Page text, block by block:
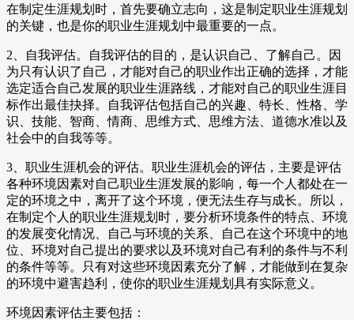
在制定生涯规划时，首先要确立志向，这是制定职业生涯规划
的关键，也是你的职业生涯规划中最重要的一点。
2、自我评估。自我评估的目的，是认识自己、了解自己。因
为只有认识了自己，才能对自己的职业作出正确的选择，才能
选定适合自己发展的职业生涯路线，才能对自己的职业生涯目
标作出最佳抉择。自我评估包括自己的兴趣、特长、性格、学
识、技能、智商、情商、思维方式、思维方法、道德水准以及
社会中的自我等等。
3、职业生涯机会的评估。职业生涯机会的评估，主要是评估
各种环境因素对自己职业生涯发展的影响，每一个人都处在一
定的环境之中，离开了这个环境，便无法生存与成长。所以，
在制定个人的职业生涯规划时，要分析环境条件的特点、环境
的发展变化情况、自己与环境的关系、自己在这个环境中的地
位、环境对自己提出的要求以及环境对自己有利的条件与不利
的条件等等。只有对这些环境因素充分了解，才能做到在复杂
的环境中避害趋利，使你的职业生涯规划具有实际意义。
环境因素评估主要包括：